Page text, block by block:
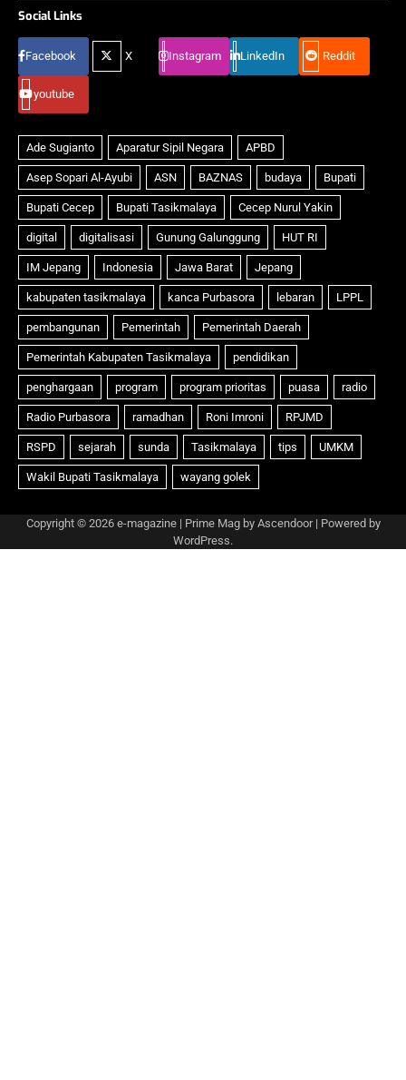
Social Links
Facebook X Instagram LinkedIn Reddit
youtube
Copyright © 2026 e-magazine| Prime Mag by Ascendoor| Powered by
WordPress.